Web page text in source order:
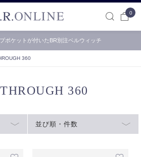
0
ポケットが付いたBR別注ベルウィッチ
360
360
並び順・件数